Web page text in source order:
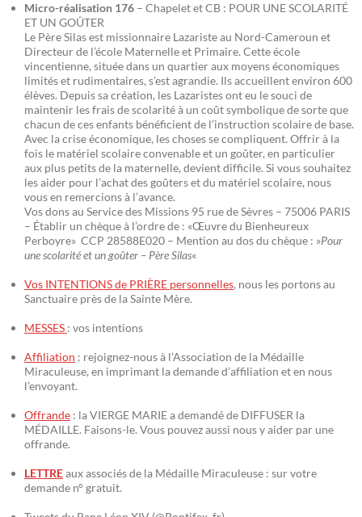
Micro-réalisation 176 – Chapelet et CB : POUR UNE SCOLARITÉ
ET UN GOÛTER
Le Père Silas est missionnaire Lazariste au Nord-Cameroun et
Directeur de l’école Maternelle et Primaire. Cette école
vincentienne, située dans un quartier aux moyens économiques
limités et rudimentaires, s’est agrandie. Ils accueillent environ 600
élèves. Depuis sa création, les Lazaristes ont eu le souci de
maintenir les frais de scolarité à un coût symbolique de sorte que
chacun de ces enfants bénéficient de l’instruction scolaire de base.
Avec la crise économique, les choses se compliquent. Offrir à la
fois le matériel scolaire convenable et un goûter, en particulier
aux plus petits de la maternelle, devient difficile. Si vous souhaitez
les aider pour l’achat des goûters et du matériel scolaire, nous
vous en remercions à l’avance.
Vos dons au Service des Missions 95 rue de Sèvres – 75006 PARIS
– Établir un chèque à l’ordre de : «Œuvre du Bienheureux
Perboyre» CCP 28588E020 – Mention au dos du chèque : »Pour
une scolarité et un goûter – Père Silas«
Vos INTENTIONS de PRIÈRE personnelles, nous les portons au
Sanctuaire près de la Sainte Mère.
MESSES : vos intentions
Affiliation : rejoignez-nous à l’Association de la Médaille
Miraculeuse, en imprimant la demande d’affiliation et en nous
l’envoyant.
Offrande : la VIERGE MARIE a demandé de DIFFUSER la
MÉDAILLE. Faisons-le. Vous pouvez aussi nous y aider par une
offrande.
LETTREaux associés de la Médaille Miraculeuse : sur votre
demande n° gratuit.